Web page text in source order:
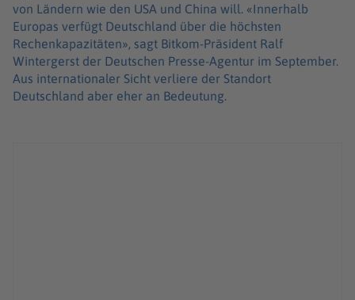
von Ländern wie den USA und China will. «Innerhalb
Europas verfügt Deutschland über die höchsten
Rechenkapazitäten», sagt Bitkom-Präsident Ralf
Wintergerst der Deutschen Presse-Agentur im September.
Aus internationaler Sicht verliere der Standort
Deutschland aber eher an Bedeutung.